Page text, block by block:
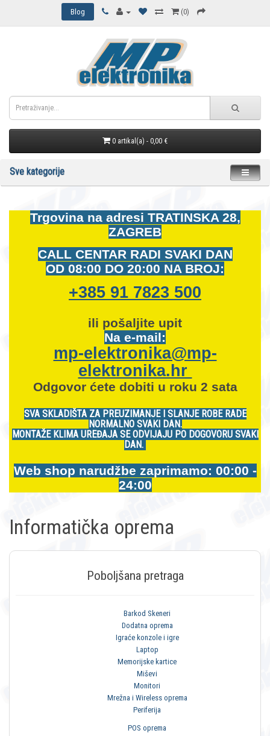
Blog (0)
0 artikal(a) - 0,00 €
Sve kategorije
Trgovina na adresi TRATINSKA 28,
ZAGREB
CALL CENTAR RADI SVAKI DAN
OD 08:00 DO 20:00 NA BROJ:
+385 91 7823 500
ili pošaljite upit
Na e-mail:
mp-elektronika@mp-
elektronika.hr
Odgovor ćete dobiti u roku 2 sata
SVA SKLADIŠTA ZA PREUZIMANJE I SLANJE ROBE RADE
NORMALNO SVAKI DAN.
MONTAŽE KLIMA UREĐAJA SE ODVIJAJU PO DOGOVORU SVAKI
DAN.
Web shop narudžbe zaprimamo: 00:00 -
24:00
Informatička oprema
Poboljšana pretraga
Barkod Skeneri
Dodatna oprema
Igraće konzole i igre
Laptop
Memorijske kartice
Miševi
Monitori
Mrežna i Wireless oprema
Periferija
POS oprema